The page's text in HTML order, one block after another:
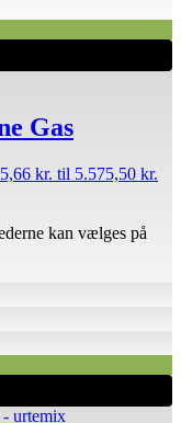
Gas
kr. til 5.575,50 kr.
kan vælges på